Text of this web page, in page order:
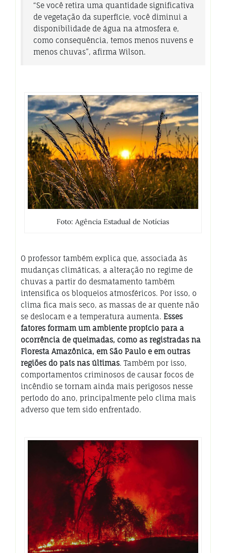
“Se você retira uma quantidade significativa
de vegetação da superfície, você diminui a
disponibilidade de água na atmosfera e,
como consequência, temos menos nuvens e
menos chuvas”, afirma Wilson.
Foto: Agência Estadual de Notícias
O professor também explica que, associada às
mudanças climáticas, a alteração no regime de
chuvas a partir do desmatamento também
intensifica os bloqueios atmosféricos. Por isso, o
clima fica mais seco, as massas de ar quente não
se deslocam e a temperatura aumenta. Esses
fatores formam um ambiente propício para a
ocorrência de queimadas, como as registradas na
Floresta Amazônica, em São Paulo e em outras
regiões do país nas últimas. Também por isso,
comportamentos criminosos de causar focos de
incêndio se tornam ainda mais perigosos nesse
período do ano, principalmente pelo clima mais
adverso que tem sido enfrentado.